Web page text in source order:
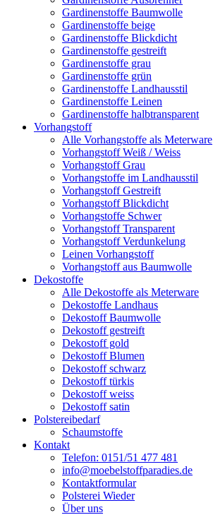
Gardinenstoffe Baumwolle
Gardinenstoffe beige
Gardinenstoffe Blickdicht
Gardinenstoffe gestreift
Gardinenstoffe grau
Gardinenstoffe grün
Gardinenstoffe Landhausstil
Gardinenstoffe Leinen
Gardinenstoffe halbtransparent
Vorhangstoff
Alle Vorhangstoffe als Meterware
Vorhangstoff Weiß / Weiss
Vorhangstoff Grau
Vorhangstoffe im Landhausstil
Vorhangstoff Gestreift
Vorhangstoff Blickdicht
Vorhangstoffe Schwer
Vorhangstoff Transparent
Vorhangstoff Verdunkelung
Leinen Vorhangstoff
Vorhangstoff aus Baumwolle
Dekostoffe
Alle Dekostoffe als Meterware
Dekostoffe Landhaus
Dekostoff Baumwolle
Dekostoff gestreift
Dekostoff gold
Dekostoff Blumen
Dekostoff schwarz
Dekostoff türkis
Dekostoff weiss
Dekostoff satin
Polstereibedarf
Schaumstoffe
Kontakt
Telefon: 0151/51 477 481
info@moebelstoffparadies.de
Kontaktformular
Polsterei Wieder
Über uns